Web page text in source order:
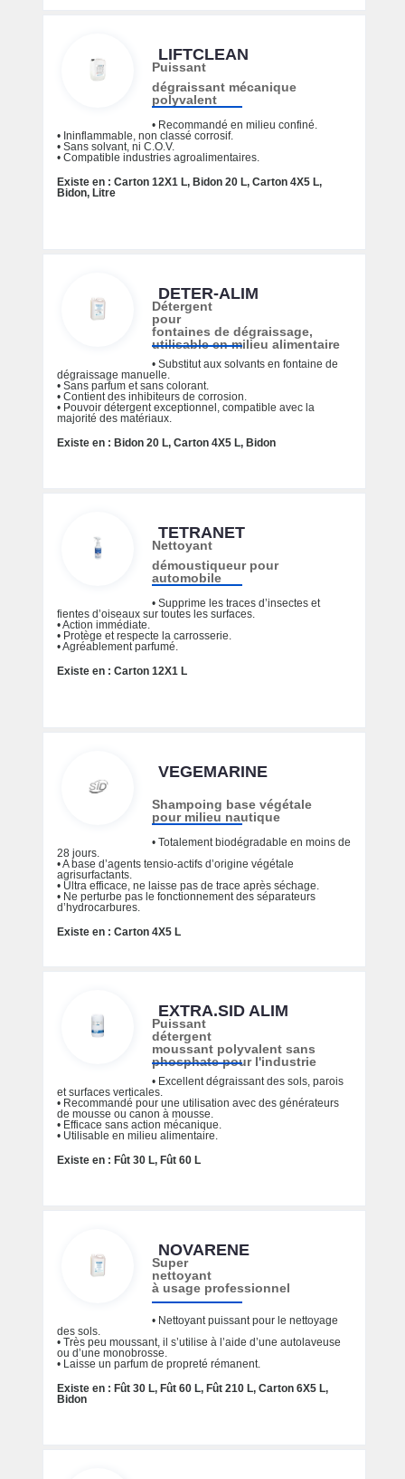
LIFTCLEAN
Puissant
dégraissant mécanique
polyvalent
• Recommandé en milieu confiné.
• Ininflammable, non classé corrosif.
• Sans solvant, ni C.O.V.
• Compatible industries agroalimentaires.
Existe en : Carton 12X1 L, Bidon 20 L, Carton 4X5 L,
Bidon, Litre
DETER-ALIM
Détergent
pour
fontaines de dégraissage,
utilisable en milieu alimentaire
• Substitut aux solvants en fontaine de
dégraissage manuelle.
• Sans parfum et sans colorant.
• Contient des inhibiteurs de corrosion.
• Pouvoir détergent exceptionnel, compatible avec la
majorité des matériaux.
Existe en : Bidon 20 L, Carton 4X5 L, Bidon
TETRANET
Nettoyant
démoustiqueur pour
automobile
• Supprime les traces d’insectes et
fientes d’oiseaux sur toutes les surfaces.
• Action immédiate.
• Protège et respecte la carrosserie.
• Agréablement parfumé.
Existe en : Carton 12X1 L
VEGEMARINE
Shampoing base végétale
pour milieu nautique
• Totalement biodégradable en moins de
28 jours.
• A base d’agents tensio-actifs d’origine végétale
agrisurfactants.
• Ultra efficace, ne laisse pas de trace après séchage.
• Ne perturbe pas le fonctionnement des séparateurs
d’hydrocarbures.
Existe en : Carton 4X5 L
EXTRA.SID ALIM
Puissant
détergent
moussant polyvalent sans
phosphate pour l'industrie
• Excellent dégraissant des sols, parois
et surfaces verticales.
• Recommandé pour une utilisation avec des générateurs
de mousse ou canon à mousse.
• Efficace sans action mécanique.
• Utilisable en milieu alimentaire.
Existe en : Fût 30 L, Fût 60 L
NOVARENE
Super
nettoyant
à usage professionnel
• Nettoyant puissant pour le nettoyage
des sols.
• Très peu moussant, il s’utilise à l’aide d’une autolaveuse
ou d’une monobrosse.
• Laisse un parfum de propreté rémanent.
Existe en : Fût 30 L, Fût 60 L, Fût 210 L, Carton 6X5 L,
Bidon